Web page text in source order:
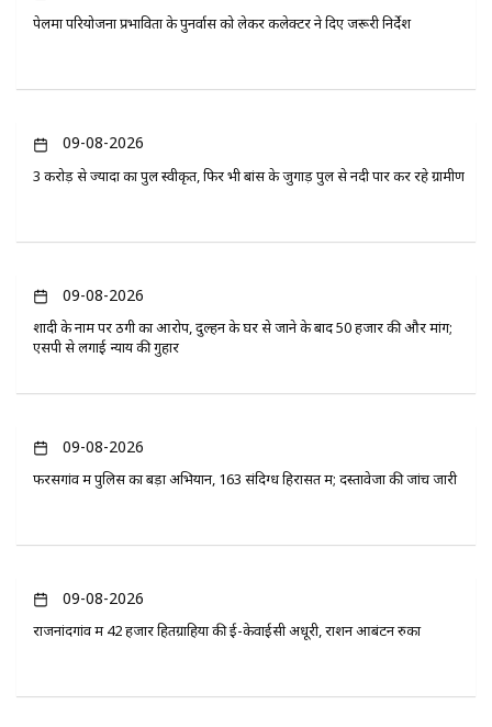
पेलमा परियोजना प्रभावितों के पुनर्वास को लेकर कलेक्टर ने दिए जरूरी निर्देश
09-08-2026
3 करोड़ से ज्यादा का पुल स्वीकृत, फिर भी बांस के जुगाड़ पुल से नदी पार कर रहे ग्रामीण
09-08-2026
शादी के नाम पर ठगी का आरोप, दुल्हन के घर से जाने के बाद 50 हजार की और मांग;
एसपी से लगाई न्याय की गुहार
09-08-2026
फरसगांव में पुलिस का बड़ा अभियान, 163 संदिग्ध हिरासत में; दस्तावेजों की जांच जारी
09-08-2026
राजनांदगांव में 42 हजार हितग्राहियों की ई-केवाईसी अधूरी, राशन आबंटन रुका